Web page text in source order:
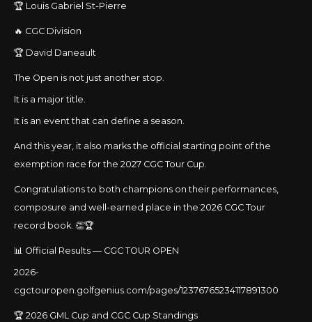
🏆 Louis Gabriel St-Pierre
🔥 CGC Division
🏆 David Daneault
The Open is not just another stop.
It is a major title.
It is an event that can define a season.
And this year, it also marks the official starting point of the
exemption race for the 2027 CGC Tour Cup.
Congratulations to both champions on their performances,
composure and well-earned place in the 2026 CGC Tour
record book. 👏🏆
📊 Official Results — CGC TOUR OPEN
2026-
cgctouropen.golfgenius.com/pages/12376765234117891300
🏆 2026 GML Cup and CGC Cup Standings